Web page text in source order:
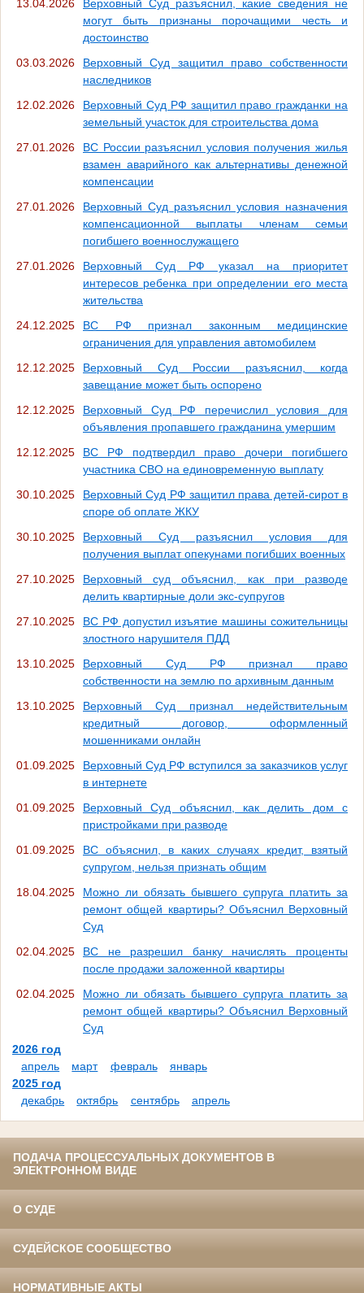
13.04.2026
Верховный Суд разъяснил, какие сведения не
могут быть признаны порочащими честь и
достоинство
03.03.2026
Верховный Суд защитил право собственности
наследников
12.02.2026
Верховный Суд РФ защитил право гражданки на
земельный участок для строительства дома
27.01.2026
ВС России разъяснил условия получения жилья
взамен аварийного как альтернативы денежной
компенсации
27.01.2026
Верховный Суд разъяснил условия назначения
компенсационной выплаты членам семьи
погибшего военнослужащего
27.01.2026
Верховный Суд РФ указал на приоритет
интересов ребенка при определении его места
жительства
24.12.2025
ВС РФ признал законным медицинские
ограничения для управления автомобилем
12.12.2025
Верховный Суд России разъяснил, когда
завещание может быть оспорено
12.12.2025
Верховный Суд РФ перечислил условия для
объявления пропавшего гражданина умершим
12.12.2025
ВС РФ подтвердил право дочери погибшего
участника СВО на единовременную выплату
30.10.2025
Верховный Суд РФ защитил права детей-сирот в
споре об оплате ЖКУ
30.10.2025
Верховный Суд разъяснил условия для
получения выплат опекунами погибших военных
27.10.2025
Верховный суд объяснил, как при разводе
делить квартирные доли экс-супругов
27.10.2025
ВС РФ допустил изъятие машины сожительницы
злостного нарушителя ПДД
13.10.2025
Верховный Суд РФ признал право
собственности на землю по архивным данным
13.10.2025
Верховный Суд признал недействительным
кредитный договор, оформленный
мошенниками онлайн
01.09.2025
Верховный Суд РФ вступился за заказчиков услуг
в интернете
01.09.2025
Верховный Суд объяснил, как делить дом с
пристройками при разводе
01.09.2025
ВС объяснил, в каких случаях кредит, взятый
супругом, нельзя признать общим
18.04.2025
Можно ли обязать бывшего супруга платить за
ремонт общей квартиры? Объяснил Верховный
Суд
02.04.2025
ВС не разрешил банку начислять проценты
после продажи заложенной квартиры
02.04.2025
Можно ли обязать бывшего супруга платить за
ремонт общей квартиры? Объяснил Верховный
Суд
2026 год
апрель
март февраль
январь
2025 год
декабрь
октябрь сентябрь апрель
ПОДАЧА ПРОЦЕССУАЛЬНЫХ ДОКУМЕНТОВ В
ЭЛЕКТРОННОМ ВИДЕ
О СУДЕ
СУДЕЙСКОЕ СООБЩЕСТВО
НОРМАТИВНЫЕ АКТЫ